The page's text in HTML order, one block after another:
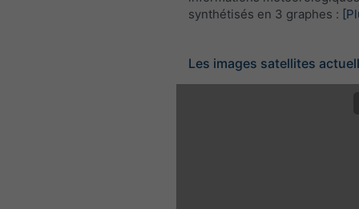
synthétisés en 3 graphes :
Les images satellites